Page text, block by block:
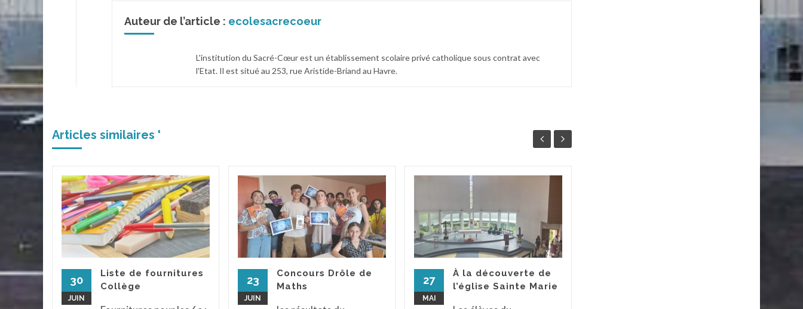
Auteur de l’article : ecolesacrecoeur
L'institution du Sacré-Cœur est un établissement scolaire privé catholique sous contrat avec
l'Etat. Il est situé au 253, rue Aristide-Briand au Havre.
Articles similaires '
pour
30
JUIN
Liste de fournitures
Collège
23
JUIN
Concours Drôle de
Maths
27
MAI
À la découverte de
l’église Sainte Marie